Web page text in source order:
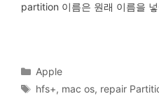
partition 이름은 원래 이름을
Categories
Apple
Tags
hfs+, mac os, repair